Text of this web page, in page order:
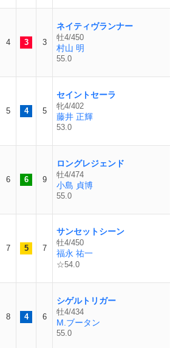
4 3 3
ネイティヴランナー
牡4/450
村山 明
55.0
5 4 5
セイントセーラ
牝4/402
藤井 正輝
53.0
6 6 9
ロングレジェンド
牡4/474
小島 貞博
55.0
7 5 7
サンセットシーン
牡4/450
福永 祐一
☆54.0
8 4 6
シゲルトリガー
牡4/434
M.ブータン
55.0